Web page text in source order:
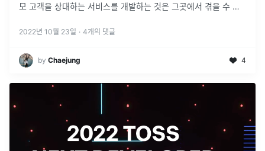
모 고객을 상대하는 서비스를 개발하는 것은 그곳에서 겪을 수 없
금융이라면 동...
2022년 10월 23일 · 4개의 댓글
by Chaejung 4